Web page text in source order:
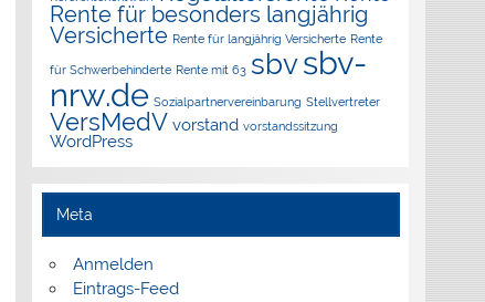
Rente für besonders langjährig
Versicherte Rente für langjährig Versicherte Rente
für Schwerbehinderte Rente mit 63 sbvsbv-
nrw.de Sozialpartnervereinbarung Stellvertreter
VersMedV vorstand vorstandssitzung
WordPress
Meta
Anmelden
Eintrags-Feed